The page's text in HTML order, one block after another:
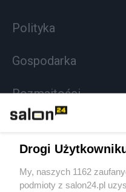
Polityka
Gospodarka
Rozmaitości
Sport
Drogi
My, naszych 1162
podmioty z salon24.pl